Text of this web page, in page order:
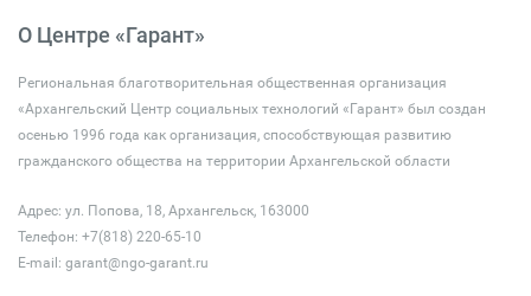
О Центре «Гарант»
Региональная благотворительная общественная организация
«Архангельский Центр социальных технологий «Гарант» был создан
осенью 1996 года как организация, способствующая развитию
гражданского общества на территории Архангельской области
Адрес: ул. Попова, 18, Архангельск, 163000
Телефон: +7(818) 220-65-10
E-mail: garant@ngo-garant.ru